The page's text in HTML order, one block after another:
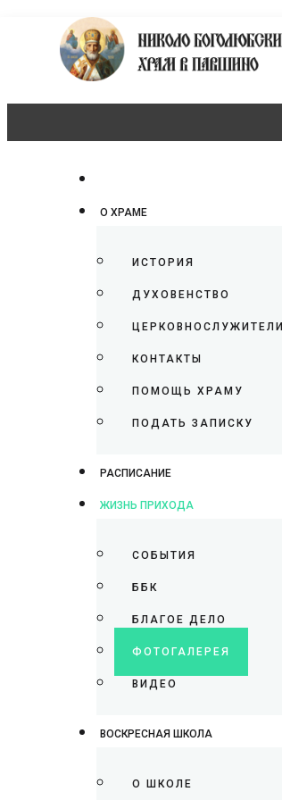
О ХРАМЕ
ИСТОРИЯ
ДУХОВЕНСТВО
ЦЕРКОВНОСЛУЖИТЕЛИ
КОНТАКТЫ
ПОМОЩЬ ХРАМУ
ПОДАТЬ ЗАПИСКУ
РАСПИСАНИЕ
ЖИЗНЬ ПРИХОДА
СОБЫТИЯ
ББК
БЛАГОЕ ДЕЛО
ФОТОГАЛЕРЕЯ
ВИДЕО
ВОСКРЕСНАЯ ШКОЛА
О ШКОЛЕ